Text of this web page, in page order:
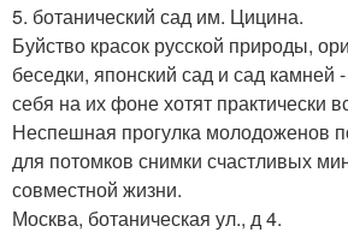
5. ботанический сад им. Цицина.
Буйство красок русской природы,
беседки, японский сад и сад камней
себя на их фоне хотят практически
Неспешная прогулка молодоженов
для потомков снимки счастливых
совместной жизни.
Москва, ботаническая ул., д 4.